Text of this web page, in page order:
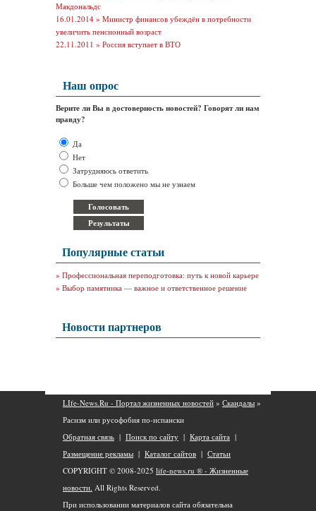
Макдональдс
16.01.2014 » Министр финансов убеждён в потребности
увеличить пенсионный возраст
22.11.2011 » Россия вступает в ВТО
Наш опрос
Верите ли Вы в достоверность новостей? Говорят ли нам
правду?
Да
Нет
Затрудняюсь ответить
Больше чем положено мы не узнаем
Популярные статьи
» Профессиональная переподготовка: путь к новой карьере
» Выбор памятника — важное и ответственное решение
Новости партнеров
LIfe-News.Ru - Портал жизненных новостей » Скандалы »
Расизм или русофобия по-испански
Обратная связь | Поиск по сайту | Карта сайта |
Размещение рекламы | Каталог сайтов | Статьи
COPYRIGHT © 2008-2025 life-news.ru ® - Жизненные
новости. All Rights Reserved.
При использовании материалов сайта обязательна